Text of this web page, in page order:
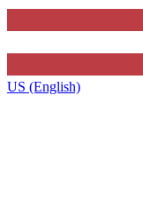
US (English)